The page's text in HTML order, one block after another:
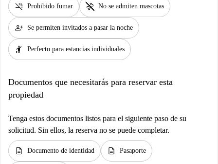
smoke_free Prohibido fumar pet_supplies No se admiten mascotas
person_add Se permiten invitados a pasar la noche
hail Perfecto para estancias individuales
Documentos que necesitarás para reservar esta
propiedad
Tenga estos documentos listos para el siguiente paso de su
solicitud. Sin ellos, la reserva no se puede completar.
description Documento de identidad description Pasaporte